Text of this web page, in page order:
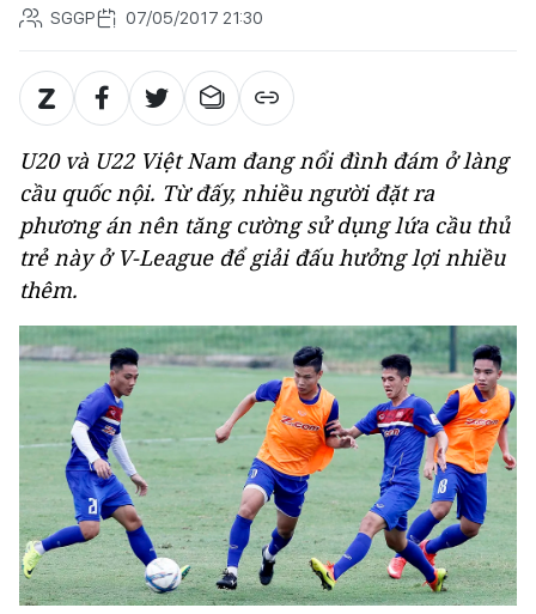
SGGP 07/05/2017 21:30
U20 và U22 Việt Nam đang nổi đình đám ở làng
cầu quốc nội. Từ đấy, nhiều người đặt ra
phương án nên tăng cường sử dụng lứa cầu thủ
trẻ này ở V-League để giải đấu hưởng lợi nhiều
thêm.